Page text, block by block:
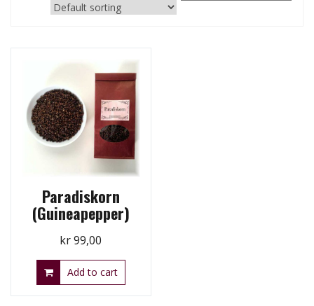
Paradiskorn
(Guineapepper)
kr99,00
Add to cart